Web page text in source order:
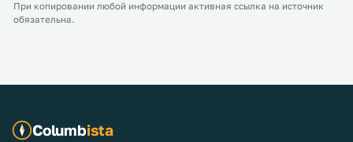
При копировании любой информации активная ссылка на источник
обязательна.
Columbista